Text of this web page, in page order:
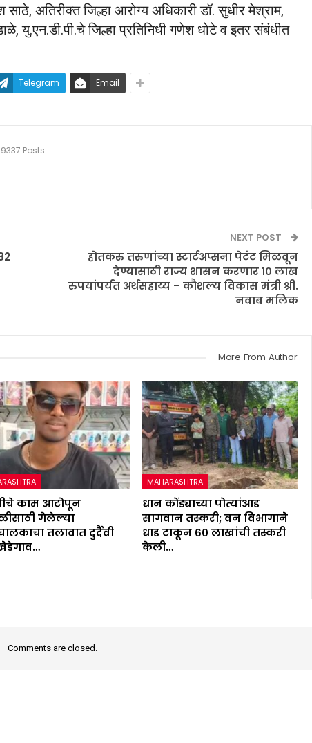
अतिरीक्त जिल्हा आरोग्य अधिकारी डॉ. सुधीर मेश्राम,
यु.एन.डी.पी.चे जिल्हा प्रतिनिधी गणेश धोटे व इतर संबंधीत
Telegram Email
9337 Posts
NEXT POST
होतकरु तरुणांच्या स्टार्टअप्सना पेटंट मिळवून
देण्यासाठी राज्य शासन करणार १० लाख
रुपयांपर्यंत अर्थसहाय्य – कौशल्य विकास मंत्री श्री.
नवाब मलिक
More From Author
काम आटोपून
गेलेल्या
तलावात दुर्दैवी
MAHARASHTRA
धान कोंड्याच्या पोत्यांआड
सागवान तस्करी; वन विभागाने
धाड टाकून ६० लाखांची तस्करी
केली…
Comments are closed.